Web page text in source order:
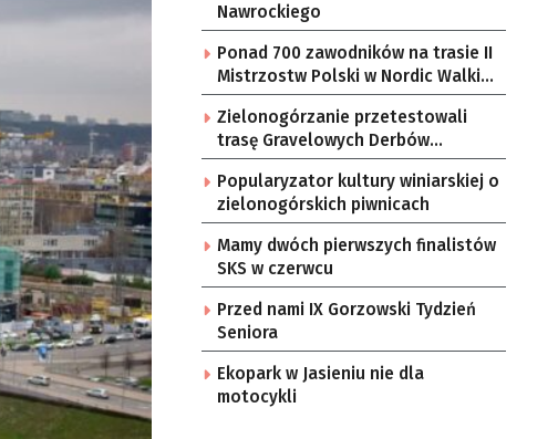
Nawrockiego
Ponad 700 zawodników na trasie II
Mistrzostw Polski w Nordic Walking
w Gorzowie
Zielonogórzanie przetestowali
trasę Gravelowych Derbów
Lubuskich
Popularyzator kultury winiarskiej o
zielonogórskich piwnicach
Mamy dwóch pierwszych finalistów
SKS w czerwcu
Przed nami IX Gorzowski Tydzień
Seniora
Ekopark w Jasieniu nie dla
motocykli